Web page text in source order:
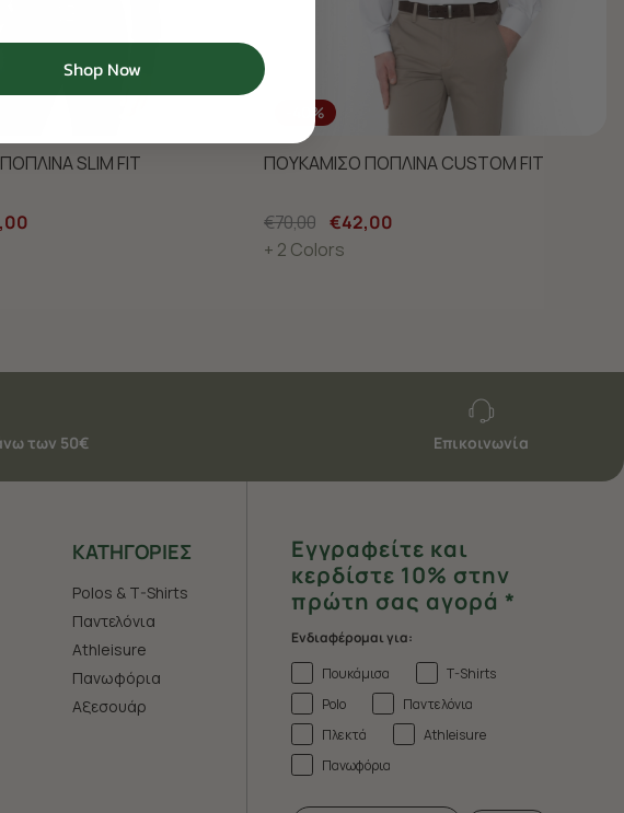
SLIM FIT
-40%
ΠΟΥΚΑΜΙΣΟ ΠΟΠΛΙΝΑ CUSTOM FIT
€70,00 €42,00
+ 2 Colors
των 50€ Επικοινωνία
ΚΑΤΗΓΟΡΙΕΣ
Polos & T-Shirts
Παντελόνια
Athleisure
Πανωφόρια
Aξεσουάρ
Εγγραφείτε και
κερδίστε 10% στην
πρώτη σας αγορά *
Ενδιαφέρομαι για:
Πουκάμισα
T-Shirts
Polo
Παντελόνια
Πλεκτά
Athleisure
Πανωφόρια
Shop Now